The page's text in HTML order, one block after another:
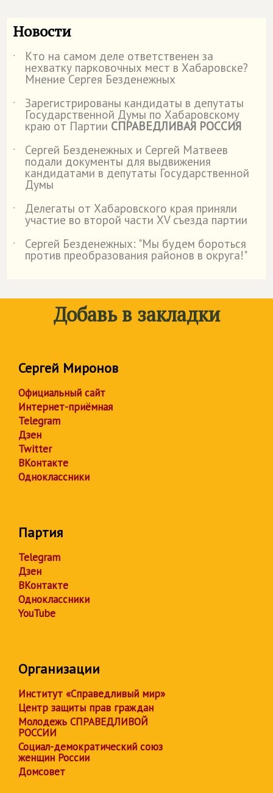
Новости
˙ Кто на самом деле ответственен за
нехватку парковочных мест в Хабаровске?
Мнение Сергея Безденежных
˙
Зарегистрированы кандидаты в депутаты
Государственной Думы по Хабаровскому
краю от Партии СПРАВЕДЛИВАЯ РОССИЯ
˙
Сергей Безденежных и Сергей Матвеев
подали документы для выдвижения
кандидатами в депутаты Государственной
Думы
˙
Делегаты от Хабаровского края приняли
участие во второй части XV съезда партии
˙
Сергей Безденежных: "Мы будем бороться
против преобразования районов в округа!"
Добавь в закладки
Сергей Миронов
Официальный сайт
Интернет-приёмная
Telegram
Дзен
Twitter
ВКонтакте
Одноклассники
Партия
Telegram
Дзен
ВКонтакте
Одноклассники
YouTube
Организации
Институт «Справедливый мир»
Центр защиты прав граждан
Молодежь СПРАВЕДЛИВОЙ
РОССИИ
Социал-демократический союз
женщин России
Домсовет